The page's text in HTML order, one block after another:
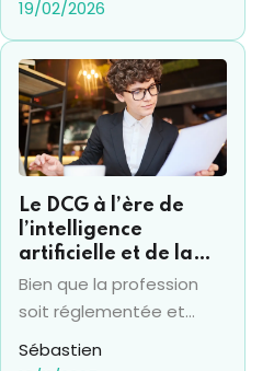
santé en tout cas... et la
bien souvent en un
"piège" financier.
Beaucoup d’assurés
conservent le même
années, sans réaliser que
leur mutuelle augmente
tarifs à chaque
renouvellement. Cette
"taxe de fidélité"
19/02/2026
Le DCG à l’ère de
l’intelligence
artificielle et de la
RSE : ce que change
le nouvel arrêté 2025
Bien que la profession
soit réglementée et
qu’elle traîne une image
vieillissante et rigide, le
Sébastien